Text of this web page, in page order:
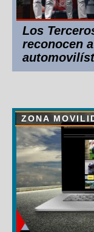
Los
reconocen
ZONA